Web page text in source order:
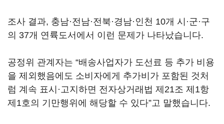
조사 결과, 충남·전남·전북·경남·인천 10개 시·군·구
의 37개 연륙도서에서 이런 문제가 나타났습니다.
공정위 관계자는 “배송사업자가 도선료 등 추가 비용
을 제외했음에도 소비자에게 추가비가 포함된 것처
럼 계속 표시·고지하면 전자상거래법 제21조 제1항
제1호의 기만행위에 해당할 수 있다”고 말했습니다.